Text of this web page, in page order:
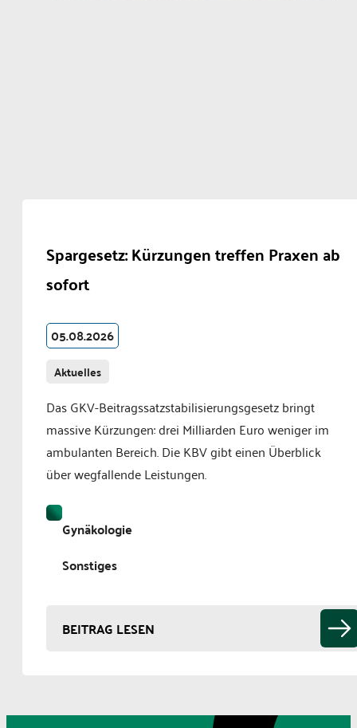
Spargesetz: Kürzungen treffen Praxen ab
sofort
05.08.2026
Aktuelles
Das GKV-Beitragssatzstabilisierungsgesetz bringt
massive Kürzungen: drei Milliarden Euro weniger im
ambulanten Bereich. Die KBV gibt einen Überblick
über wegfallende Leistungen.
Gynäkologie
Sonstiges
BEITRAG LESEN